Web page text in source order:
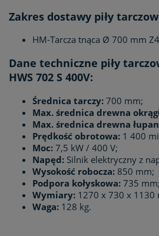
Zakres dostawy piły
HM-Tarcza tnąca Ø 700 mm
Dane techniczne piły
HWS 702 S 400V:
Średnica tarczy: 700 mm;
Max. średnica drewna
Max. średnica drewna
Prędkość obrotowa: 1 400
Moc: 7,5 kW / 400 V;
Napęd: Silnik elektryczny z
Wysokość robocza: 850 mm;
Podpora kołyskowa: 735 mm;
Wymiary: 1270 x 730 x 1130
Waga: 128 kg.